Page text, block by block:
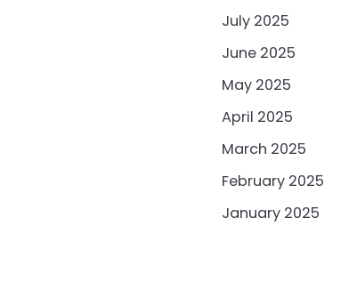
July 2025
June 2025
May 2025
April 2025
March 2025
February 2025
January 2025